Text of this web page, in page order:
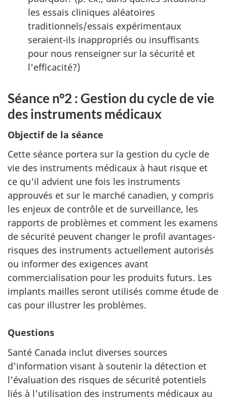
les essais cliniques aléatoires
traditionnels/essais expérimentaux
seraient-ils inappropriés ou insuffisants
pour nous renseigner sur la sécurité et
l'efficacité?)
Séance n°2 : Gestion du cycle de vie
des instruments médicaux
Objectif de la séance
Cette séance portera sur la gestion du cycle de
vie des instruments médicaux à haut risque et
ce qu'il advient une fois les instruments
approuvés et sur le marché canadien, y compris
les enjeux de contrôle et de surveillance, les
rapports de problèmes et comment les examens
de sécurité peuvent changer le profil avantages-
risques des instruments actuellement autorisés
ou informer des exigences avant
commercialisation pour les produits futurs. Les
implants mailles seront utilisés comme étude de
cas pour illustrer les problèmes.
Questions
Santé Canada inclut diverses sources
d'information visant à soutenir la détection et
l'évaluation des risques de sécurité potentiels
liés à l'utilisation des instruments médicaux au